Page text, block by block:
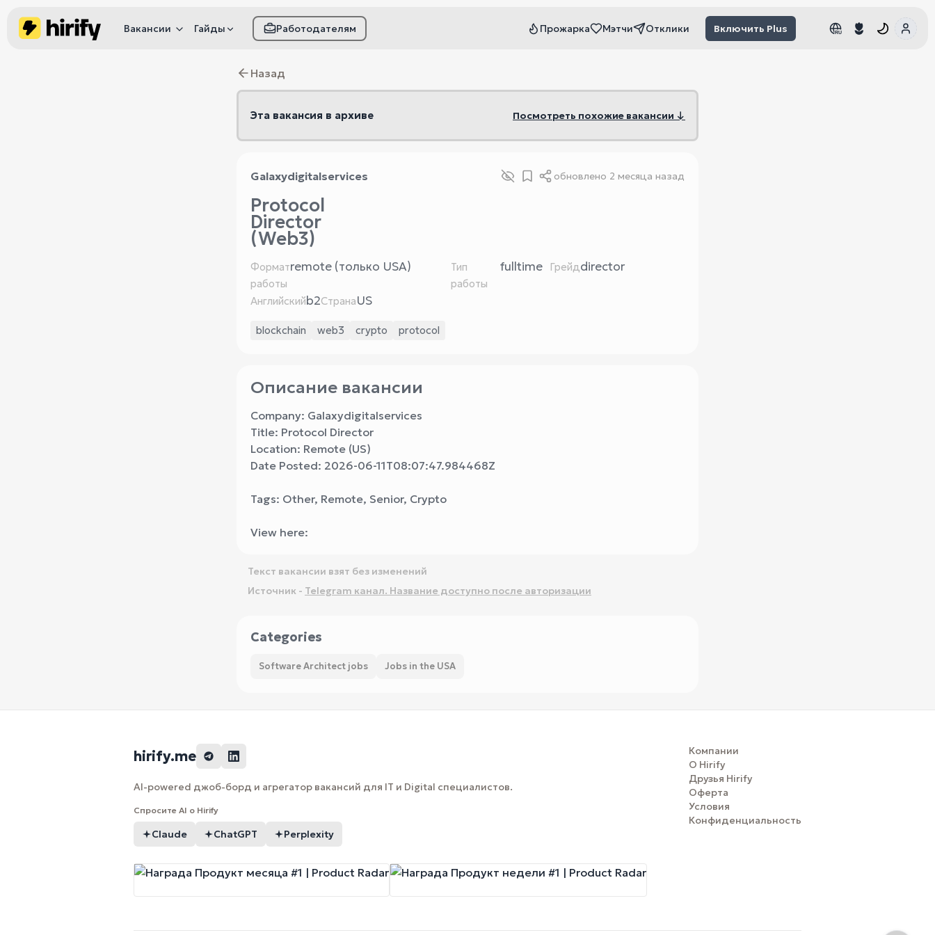
Вакансии Гайды Работодателям Прожарка Мэтчи Отклики Включить Plus RU
Назад
Эта вакансия в архиве Посмотреть похожие вакансии ↓
Galaxydigitalservices обновлено 2 месяца назад
Protocol
Director
(Web3)
Формат
работы
remote (только USA)
Тип
работы
fulltime Грейдdirector
Английскийb2СтранаUS
blockchain web3 crypto protocol
Описание вакансии
Company: Galaxydigitalservices
Title: Protocol Director
Location: Remote (US)
Date Posted: 2026-06-11T08:07:47.984468Z
Tags: Other, Remote, Senior, Crypto
View here:
Текст вакансии взят без изменений
Источник - Telegram канал. Название доступно после авторизации
Categories
Software Architect jobs Jobs in the USA
hirify.me
AI-powered джоб-борд и агрегатор вакансий для IT и Digital специалистов.
Спросите AI о Hirify
Claude ChatGPT Perplexity
Компании
О Hirify
Друзья Hirify
Оферта
Условия
Конфиденциальность